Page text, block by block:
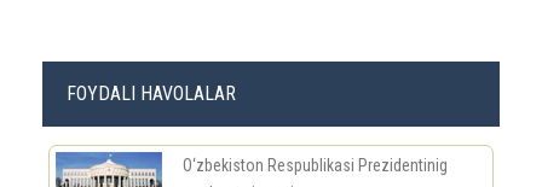
FOYDALI HAVOLALAR
O‘zbekiston Respublikasi Prezidentinig